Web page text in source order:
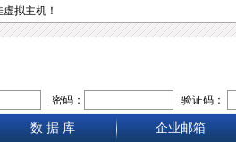
拟主机！
密码： 验证码：
数 据 库 企业邮箱